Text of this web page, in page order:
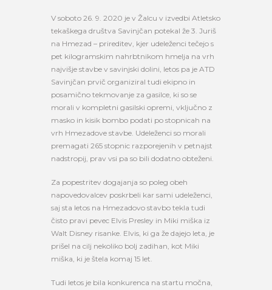
V soboto 26. 9. 2020 je v Žalcu v izvedbi Atletsko
tekaškega društva Savinjčan potekal že 3. Juriš
na Hmezad – prireditev, kjer udeleženci tečejo s
pet kilogramskim nahrbtnikom hmelja na vrh
najvišje stavbe v savinjski dolini, letos pa je ATD
Savinjčan prvič organiziral tudi ekipno in
posamično tekmovanje za gasilce, ki so se
morali v kompletni gasilski opremi, vključno z
masko in kisik bombo podati po stopnicah na
vrh Hmezadove stavbe. Udeleženci so morali
premagati 265 stopnic razporejenih v petnajst
nadstropij, prav vsi pa so bili dodatno obteženi.
Za popestritev dogajanja so poleg obeh
napovedovalcev poskrbeli kar sami udeleženci,
saj sta letos na Hmezadovo stavbo tekla tudi
čisto pravi pevec Elvis Presley in Miki miška iz
Walt Disney risanke. Elvis, ki ga že dajejo leta, je
prišel na cilj nekoliko bolj zadihan, kot Miki
miška, ki je štela komaj 15 let.
Tudi letos je bila konkurenca na startu močna,